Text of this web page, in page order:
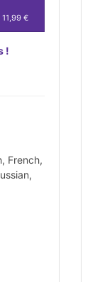
€
!
French,